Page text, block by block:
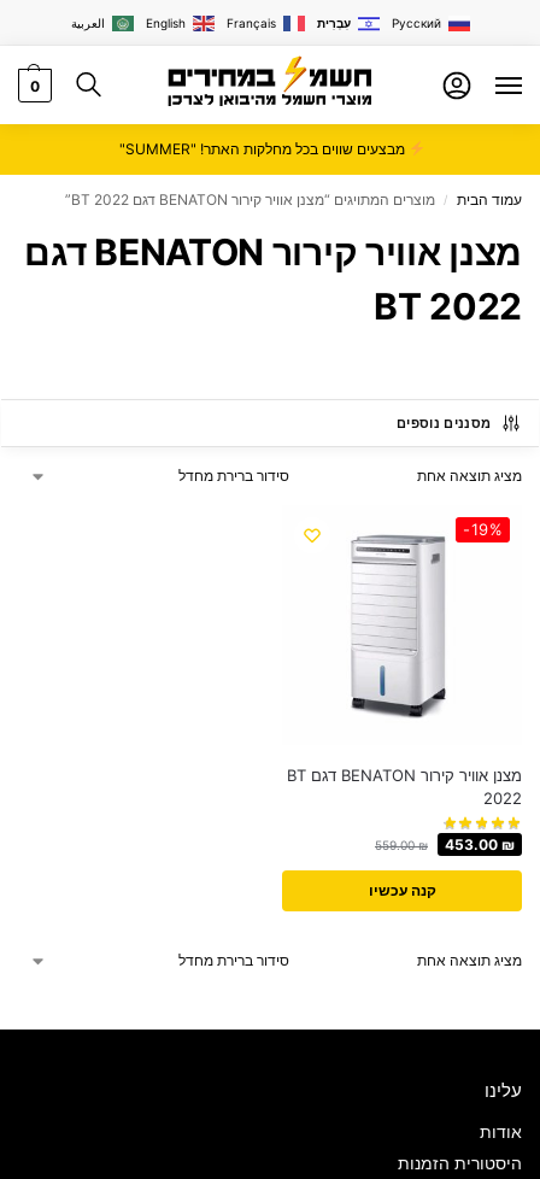
العربية English Français עִבְרִית Русский
0
מבצעים שווים בכל מחלקות האתר! "SUMMER"
עמוד הבית / מוצרים המתויגים “מצנן אוויר קירור BENATON דגם BT 2022”
מצנן אוויר קירור BENATON דגם
BT 2022
מסננים נוספים
מציג תוצאה אחת
-19%
מצנן אוויר קירור BENATON דגם BT
2022
559.00₪ 453.00 ₪
קנה עכשיו
מציג תוצאה אחת
עלינו
אודות
היסטורית הזמנות